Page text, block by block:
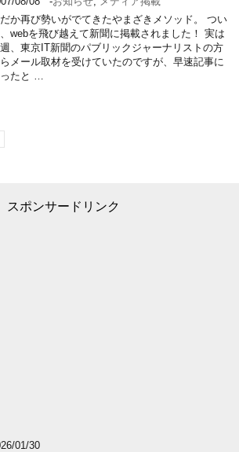
か再び勢いがでてきたやまざきメソッド。 つい
webを飛び越えて新聞に掲載されました！ 実は
、東京IT新聞のパブリックジャーナリストの方
メール取材を受けていたのですが、早速記事に
たと …
スポンサードリンク
01/30